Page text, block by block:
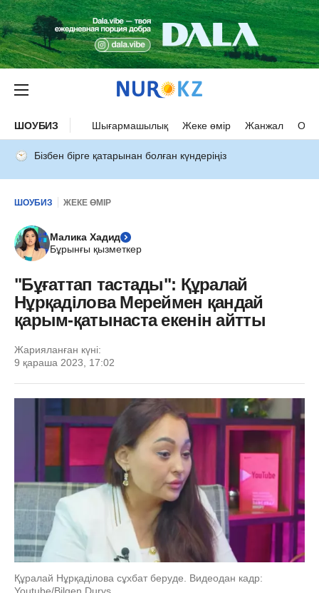
ШОУБИЗ Шығармашылық Жеке өмір Жанжал
Бізбен бірге қатарынан болған күндеріңіз
ШОУБИЗ ЖЕКЕ ӨМІР
Малика Хадид
Бұрынғы қызметкер
"Бұғаттап тастады": Құралай
Нұрқаділова Мереймен қандай
қарым-қатынаста екенін айтты
Жарияланған күні:
9 қараша 2023, 17:02
Құралай Нұрқаділова сұхбат беруде. Видеодан кадр:
Youtube/Bilgen Durys